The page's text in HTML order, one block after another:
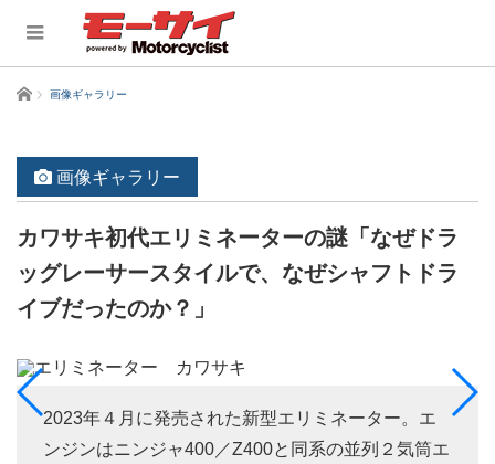
ホーム 画像ギャラリー
画像ギャラリー
カワサキ初代エリミネーターの謎「なぜドラ
ッグレーサースタイルで、なぜシャフトドラ
イブだったのか？」
2023年４月に発売された新型エリミネーター。エ
ンジンはニンジャ400／Z400と同系の並列２気筒エ